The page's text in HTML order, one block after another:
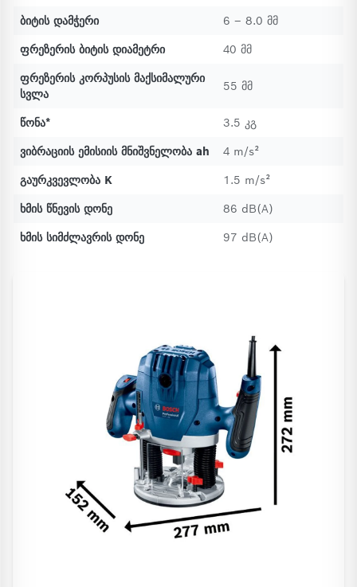
ბიტის დამჭერი
6 – 8.0 მმ
ფრეზერის ბიტის დიამეტრი
40 მმ
ფრეზერის კორპუსის მაქსიმალური
სვლა
55 მმ
წონა*
3.5 კგ
ვიბრაციის ემისიის მნიშვნელობა ah
4 m/s²
გაურკვევლობა K
1.5 m/s²
ხმის წნევის დონე
86 dB(A)
ხმის სიმძლავრის დონე
97 dB(A)